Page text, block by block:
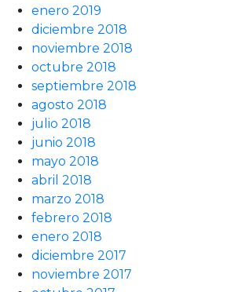
enero 2019
diciembre 2018
noviembre 2018
octubre 2018
septiembre 2018
agosto 2018
julio 2018
junio 2018
mayo 2018
abril 2018
marzo 2018
febrero 2018
enero 2018
diciembre 2017
noviembre 2017